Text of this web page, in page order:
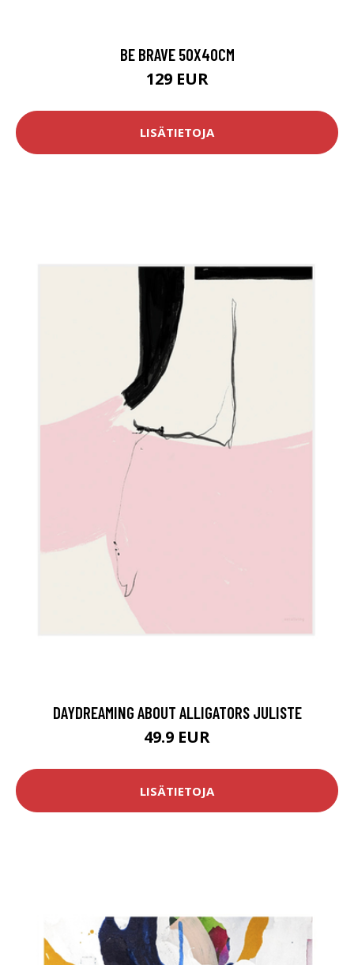
BE BRAVE 50X40CM
129 EUR
LISÄTIETOJA
DAYDREAMING ABOUT ALLIGATORS JULISTE
49.9 EUR
LISÄTIETOJA